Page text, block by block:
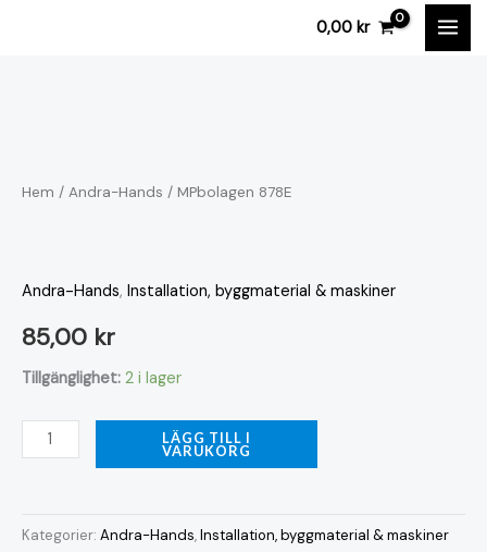
0,00 kr
Hem / Andra-Hands / MPbolagen 878E
Andra-Hands, Installation, byggmaterial & maskiner
85,00 kr
Tillgänglighet: 2 i lager
mängd
LÄGG TILL I
VARUKORG
Kategorier: Andra-Hands,Installation, byggmaterial & maskiner